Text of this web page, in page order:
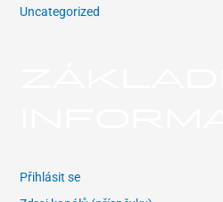
Uncategorized
Přihlásit se